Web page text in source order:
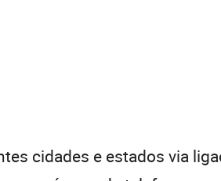
cidades e estados via